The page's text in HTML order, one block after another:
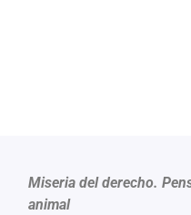
Miseria del derecho.
animal